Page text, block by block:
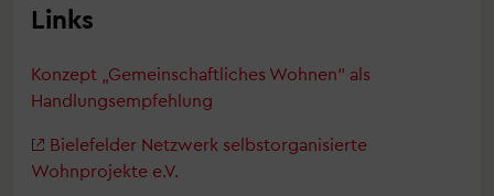
Links
Konzept „Gemeinschaftliches Wohnen“ als
Handlungsempfehlung
Bielefelder Netzwerk selbstorganisierte
Wohnprojekte e.V.